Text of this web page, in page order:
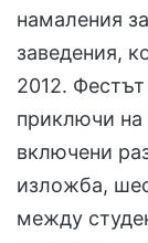
намаления
заведения,
2012.
приключи на
включени
изложба,
между